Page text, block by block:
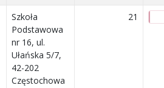
Szkoła
Podstawowa
nr 16, ul.
Ułańska 5/7,
42-202
Częstochowa
21